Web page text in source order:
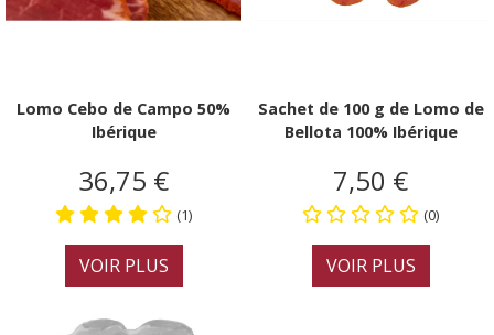
Lomo Cebo de Campo 50%
Ibérique
36,75 €
(1)
VOIR PLUS
Sachet de 100 g de Lomo de
Bellota 100% Ibérique
7,50 €
(0)
VOIR PLUS